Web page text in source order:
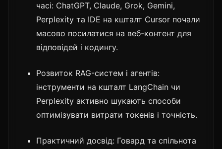
часі: ChatGPT, Claude, Grok, Gemini,
Perplexity та IDE на кшталт Cursor почали
масово посилатися на веб-контент для
відповідей і кодингу.
Розвиток RAG-систем і агентів:
інструменти на кшталт LangChain чи
Perplexity активно шукають способи
оптимізувати витрати токенів і точність.
Практичний досвід: Говард та спільнота